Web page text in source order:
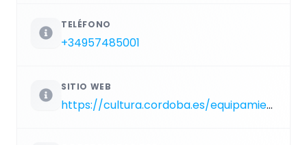
TELÉFONO
+34957485001
SITIO WEB
https://cultura.cordoba.es/equipamientos/palacio-sala-y-jardines-de-orive